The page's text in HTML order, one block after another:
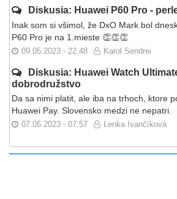
Diskusia: Huawei P60 Pro -
Inak som si všimol, že DxO Mark bol
P60 Pro je na 1.mieste 👏👏👏
09.05.2023 - 22:48 Karol Sendrei
Diskusia: Huawei Watch
dobrodružstvo
Da sa nimi platit, ale iba na trhoch, ktore
Huawei Pay. Slovensko medzi ne nepatri.
07.05.2023 - 07:57 Lenka Ivančíková